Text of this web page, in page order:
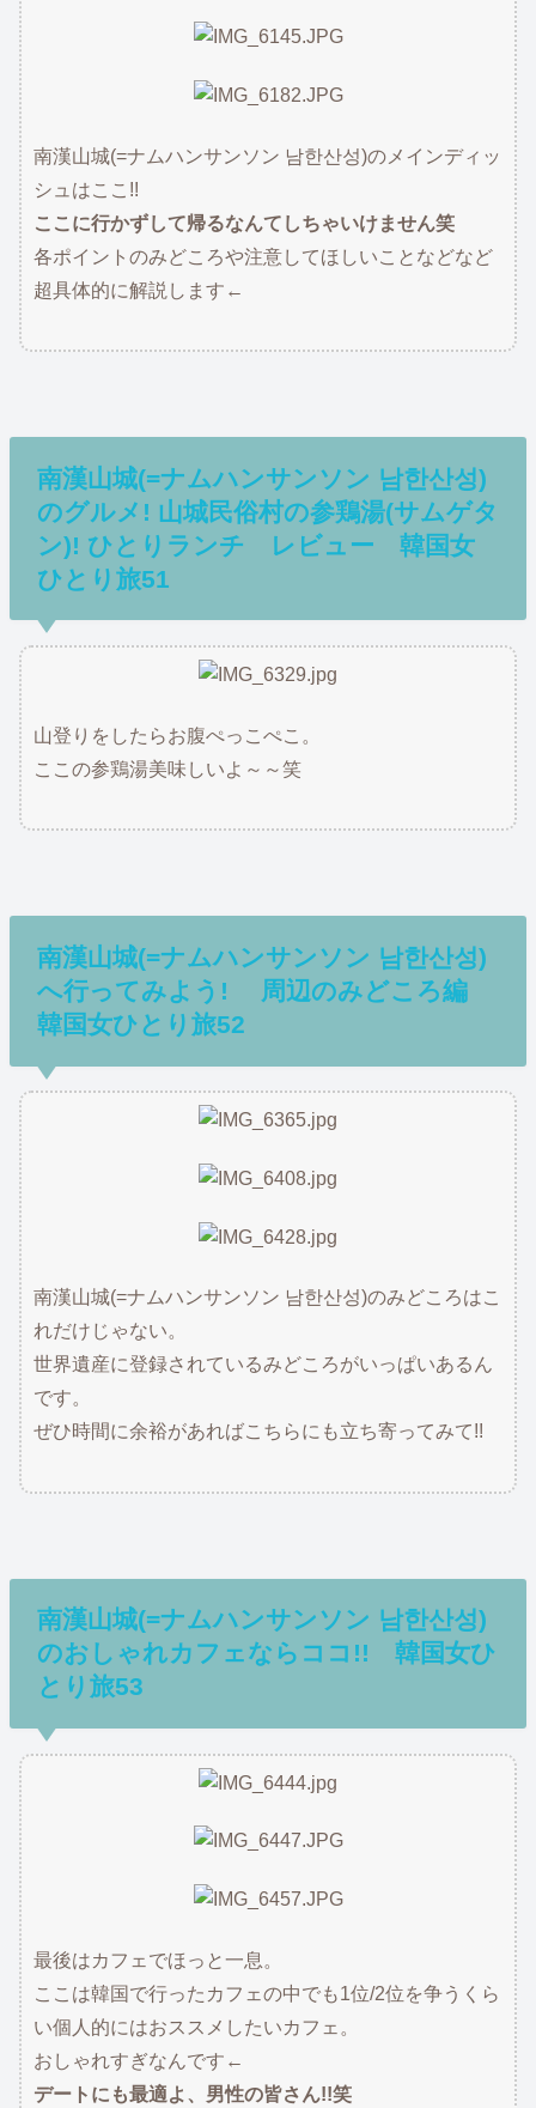
南漢山城(=ナムハンサンソン 남한산성)のメインディッ
シュはここ!!
ここに行かずして帰るなんてしちゃいけません笑
各ポイントのみどころや注意してほしいことなどなど
超具体的に解説します←
南漢山城(=ナムハンサンソン 남한산성)
のグルメ! 山城民俗村の参鶏湯(サムゲタ
ン)! ひとりランチ レビュー 韓国女
ひとり旅51
山登りをしたらお腹ぺっこぺこ。
ここの参鶏湯美味しいよ～～笑
南漢山城(=ナムハンサンソン 남한산성)
へ行ってみよう! 周辺のみどころ編
韓国女ひとり旅52
南漢山城(=ナムハンサンソン 남한산성)のみどころはこ
れだけじゃない。
世界遺産に登録されているみどころがいっぱいあるん
です。
ぜひ時間に余裕があればこちらにも立ち寄ってみて!!
南漢山城(=ナムハンサンソン 남한산성)
のおしゃれカフェならココ!! 韓国女ひ
とり旅53
最後はカフェでほっと一息。
ここは韓国で行ったカフェの中でも1位/2位を争うくら
い個人的にはおススメしたいカフェ。
おしゃれすぎなんです←
デートにも最適よ、男性の皆さん!!笑